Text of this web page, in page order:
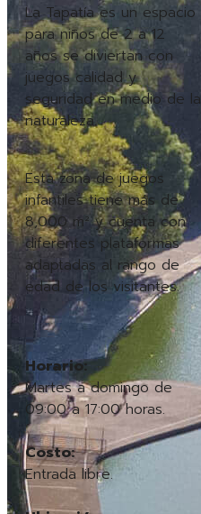
La Tapatía es un espacio
para niños de 2 a 12
años se diviertan con
juegos calidad y
seguridad en medio de la
naturaleza.
Esta zona de juegos
infantiles tiene más de
8,000 m² y cuenta con
diferentes plataformas
adaptadas al rango de
edad de los visitantes.
Horario:
Martes a domingo de
09:00 a 17:00 horas.
Costo:
Entrada libre.